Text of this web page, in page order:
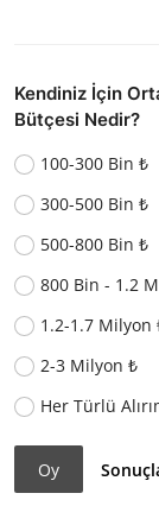
Kendiniz İçin
Bütçesi Nedir?
100-300 Bin ₺
300-500 Bin ₺
500-800 Bin ₺
800 Bin - 1.2
1.2-1.7 Milyon
2-3 Milyon ₺
Her Türlü
Oy